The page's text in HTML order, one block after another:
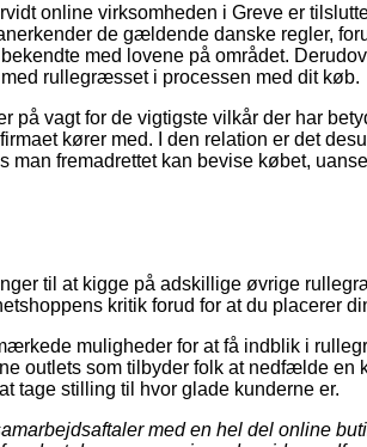
online virksomheden i Greve er
de gældende danske regler,
med lovene på området.
rullegræsset i processen med dit køb.
på vagt for de vigtigste vilkår der har
kører med. I den relation er det
fremadrettet kan bevise købet,
til at kigge på adskillige øvrige
kritik forud for at du placerer
muligheder for at få indblik i
outlets som tilbyder folk at nedfælde en
tage stilling til hvor glade kunderne er.
med en hel del online